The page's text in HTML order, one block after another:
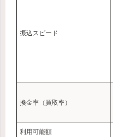
振込スピード
換金率（買取率）
利用可能額